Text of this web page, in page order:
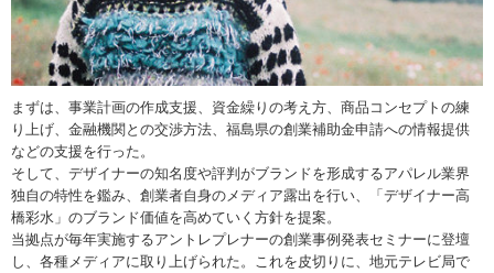
まずは、事業計画の作成支援、資金繰りの考え方、商品コンセプトの練
り上げ、金融機関との交渉方法、福島県の創業補助金申請への情報提供
などの支援を行った。
そして、デザイナーの知名度や評判がブランドを形成するアパレル業界
独自の特性を鑑み、創業者自身のメディア露出を行い、「デザイナー高
橋彩水」のブランド価値を高めていく方針を提案。
当拠点が毎年実施するアントレプレナーの創業事例発表セミナーに登壇
し、各種メディアに取り上げられた。これを皮切りに、地元テレビ局で